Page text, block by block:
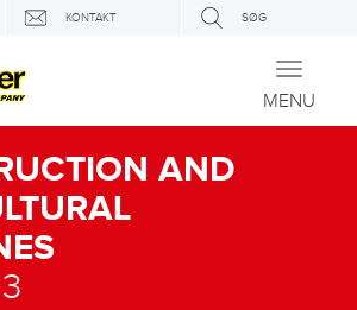
KONTAKT SØG
Toggle
MENU
AND